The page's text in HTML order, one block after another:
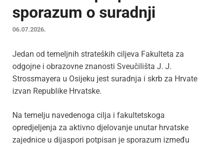
sporazum o suradnji
06.07.2026.
Jedan od temeljnih strateških ciljeva Fakulteta za
odgojne i obrazovne znanosti Sveučilišta J. J.
Strossmayera u Osijeku jest suradnja i skrb za Hrvate
izvan Republike Hrvatske.
Na temelju navedenoga cilja i fakultetskoga
opredjeljenja za aktivno djelovanje unutar hrvatske
zajednice u dijaspori potpisan je sporazum između